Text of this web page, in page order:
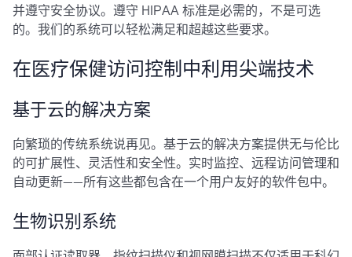
并遵守安全协议。遵守 HIPAA 标准是必需的，不是可选
的。我们的系统可以轻松满足和超越这些要求。
在医疗保健访问控制中利用尖端技术
基于云的解决方案
向繁琐的传统系统说再见。基于云的解决方案提供无与伦比
的可扩展性、灵活性和安全性。实时监控、远程访问管理和
自动更新——所有这些都包含在一个用户友好的软件包中。
生物识别系统